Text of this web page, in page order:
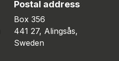
Postal address
Box 356
441 27, Alingsås,
Sweden